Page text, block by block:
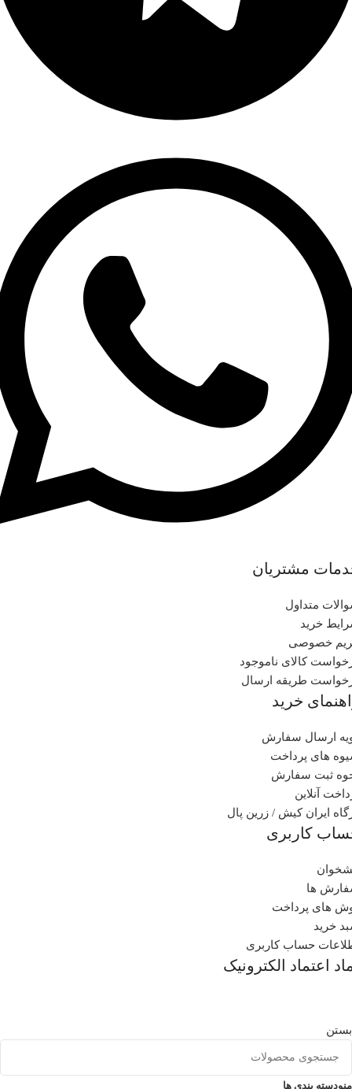
مشتریان
متداول
خرید
خصوصی
کالای ناموجود
طریقه ارسال
خرید
ارسال سفارش
های پرداخت
ثبت سفارش
آنلاین
ایران کیش / زرین پال
کاربری
ها
های پرداخت
خرید
حساب کاربری
اعتماد الکترونیک
بستن
منودسته بندی ها